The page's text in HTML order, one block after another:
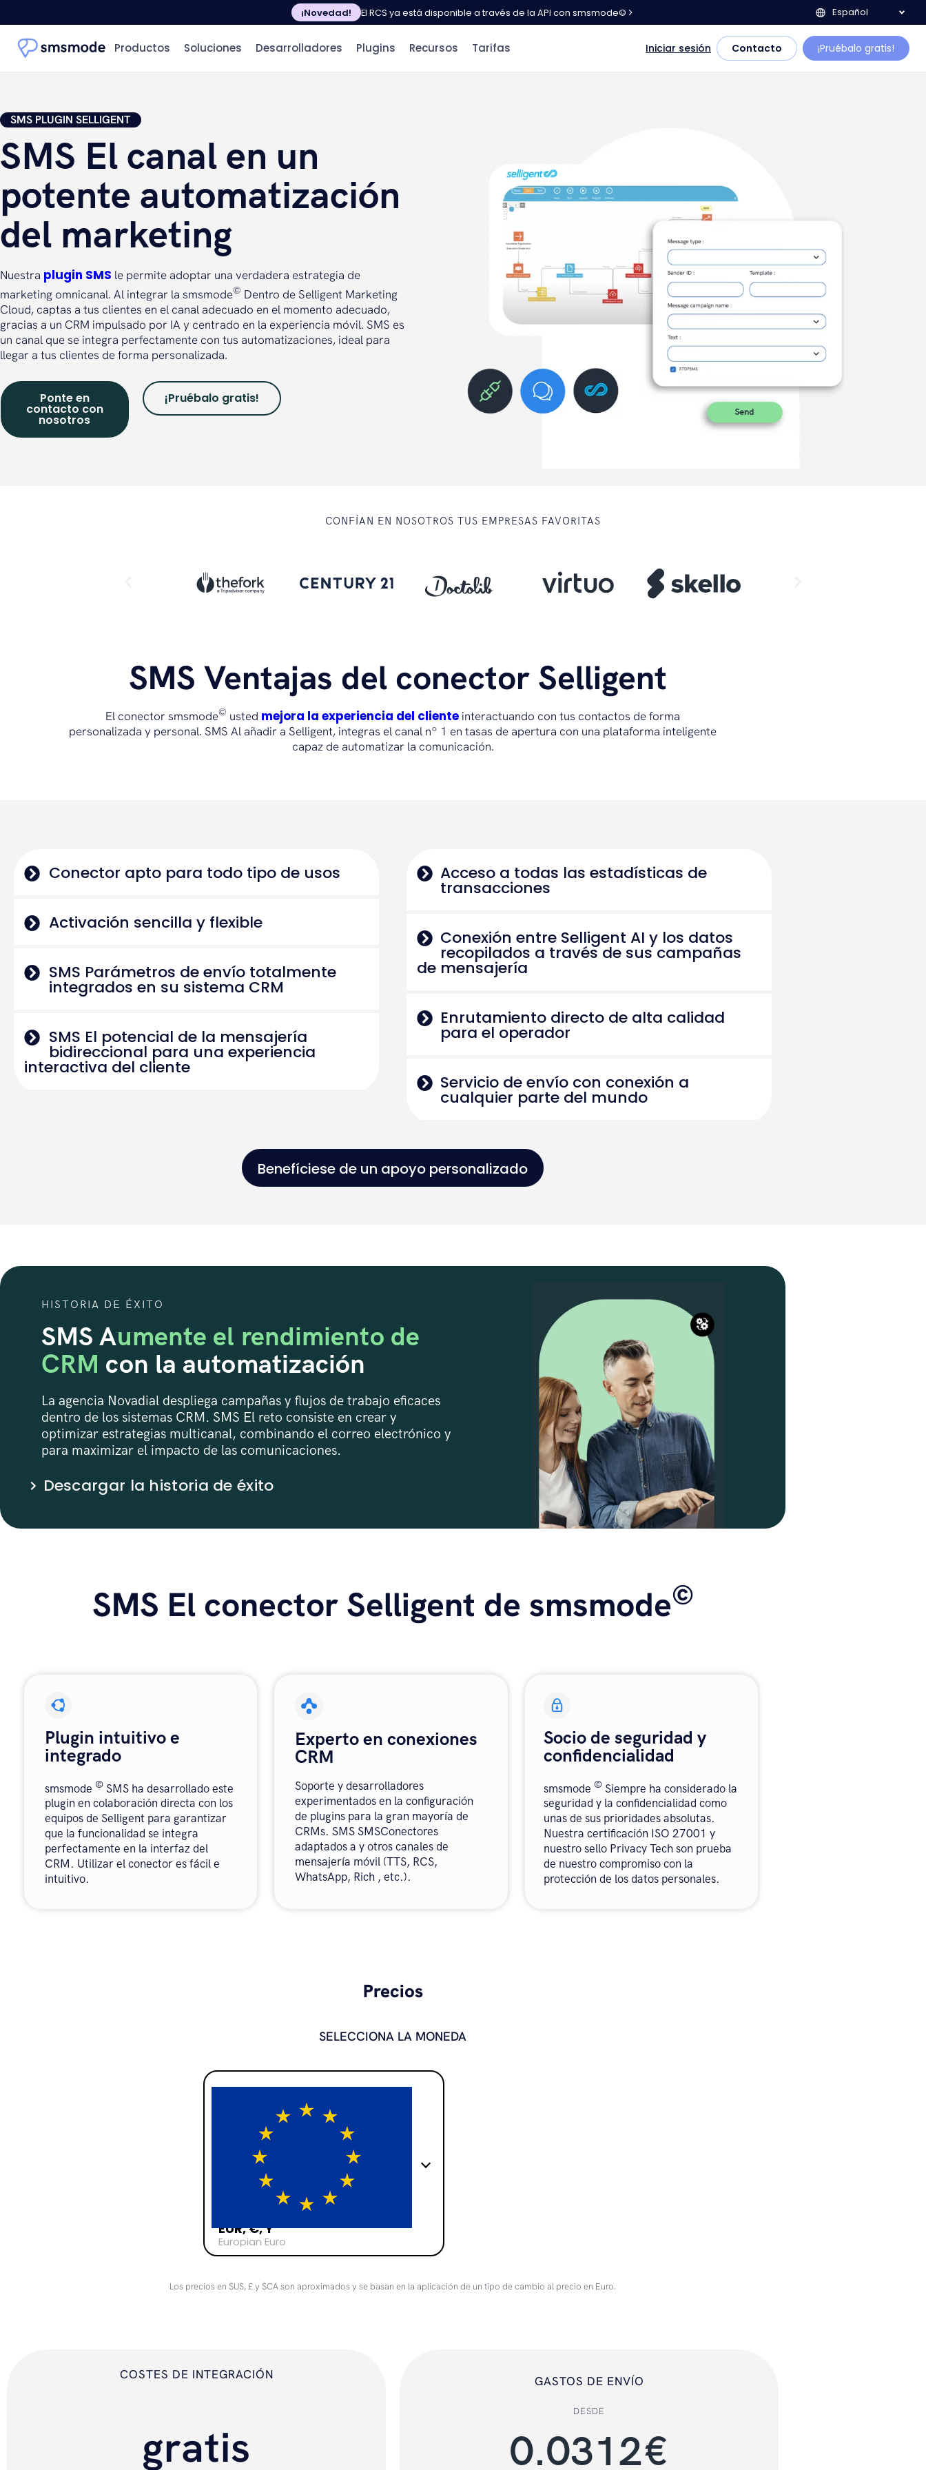
¡Novedad! El RCS ya está disponible a través de la API con smsmode© Español
Productos Soluciones Desarrolladores Plugins Recursos Tarifas Iniciar sesión Contacto ¡Pruébalo gratis!
SMS PLUGIN SELLIGENT
SMS El canal en un
potente automatización
del marketing
Nuestra plugin SMS le permite adoptar una verdadera estrategia de
marketing omnicanal. Al integrar la smsmode© Dentro de Selligent Marketing
Cloud, captas a tus clientes en el canal adecuado en el momento adecuado,
gracias a un CRM impulsado por IA y centrado en la experiencia móvil. SMS es
un canal que se integra perfectamente con tus automatizaciones, ideal para
llegar a tus clientes de forma personalizada.
Ponte en
contacto con
nosotros
¡Pruébalo gratis!
CONFÍAN EN NOSOTROS TUS EMPRESAS FAVORITAS
SMS Ventajas del conector Selligent
El conector smsmode© usted mejora la experiencia del cliente interactuando con tus contactos de forma
personalizada y personal. SMS Al añadir a Selligent, integras el canal nº 1 en tasas de apertura con una plataforma inteligente
capaz de automatizar la comunicación.
Conector apto para todo tipo de usos
Activación sencilla y flexible
SMS Parámetros de envío totalmente
integrados en su sistema CRM
SMS El potencial de la mensajería
bidireccional para una experiencia
interactiva del cliente
Acceso a todas las estadísticas de
transacciones
Conexión entre Selligent AI y los datos
recopilados a través de sus campañas
de mensajería
Enrutamiento directo de alta calidad
para el operador
Servicio de envío con conexión a
cualquier parte del mundo
Benefíciese de un apoyo personalizado
HISTORIA DE ÉXITO
SMS Aumente el rendimiento de
CRM con la automatización
La agencia Novadial despliega campañas y flujos de trabajo eficaces
dentro de los sistemas CRM. SMS El reto consiste en crear y
optimizar estrategias multicanal, combinando el correo electrónico y
para maximizar el impacto de las comunicaciones.
Descargar la historia de éxito
SMS El conector Selligent de smsmode©
Plugin intuitivo e
integrado
smsmode © SMS ha desarrollado este
plugin en colaboración directa con los
equipos de Selligent para garantizar
que la funcionalidad se integra
perfectamente en la interfaz del
CRM. Utilizar el conector es fácil e
intuitivo.
Experto en conexiones
CRM
Soporte y desarrolladores
experimentados en la configuración
de plugins para la gran mayoría de
CRMs. SMS SMSConectores
adaptados a y otros canales de
mensajería móvil (TTS, RCS,
WhatsApp, Rich , etc.).
Socio de seguridad y
confidencialidad
smsmode ©Siempre ha considerado la
seguridad y la confidencialidad como
unas de sus prioridades absolutas.
Nuestra certificación ISO 27001 y
nuestro sello Privacy Tech son prueba
de nuestro compromiso con la
protección de los datos personales.
Precios
SELECCIONA LA MONEDA
EUR, €, Y
Europian Euro
Los precios en $US, £ y $CA son aproximados y se basan en la aplicación de un tipo de cambio al precio en Euro.
COSTES DE INTEGRACIÓN
gratis
GASTOS DE ENVÍO
DESDE
0.0312€